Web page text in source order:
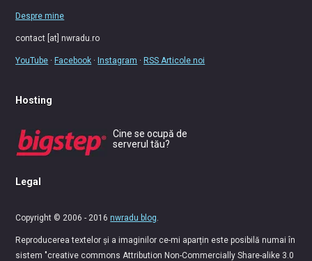
Despre mine
contact [at] nwradu.ro
YouTube ·Facebook ·Instagram ·RSS Articole noi
Hosting
Cine se ocupă de
serverul tău?
Legal
Copyright © 2006 - 2016nwradu blog
Reproducerea textelor și a imaginilor ce-mi aparțin este posibilă numai în
sistem "creative commons Attribution Non-Commercially Share-alike 3.0